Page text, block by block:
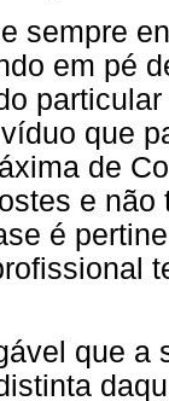
sempre
em pé
que
de
e
é
que a